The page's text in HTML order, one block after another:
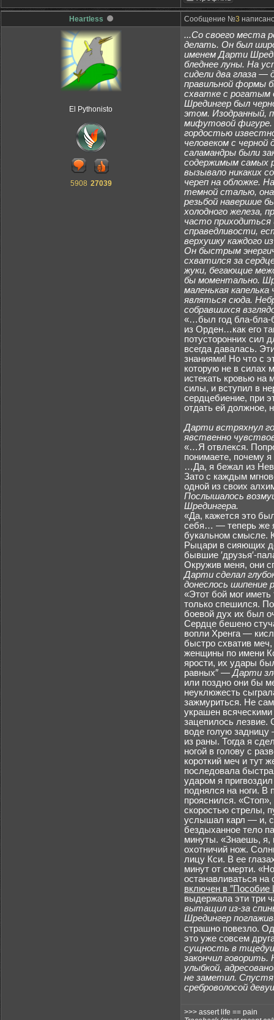
Heartless Сообщение №3
El Pythonisto
5908 27039
...Со своего места
делать. Он был
именем Дарти
бледнее луны. На
сидели два глаза —
правильной формы
схватке с рогатым
Шредингер был
этом. Изодранный,
мифутовой фигуре.
гордостью
человеком с
саламандры были
содержимым самых
вызывало никаких
череп на обложке.
темной сталью, она
резьбой навершие
холодного железа,
часто приходиться
справедливости,
верхушку каждого
Он быстрым
схватился за
жуки, бегающие
бы моментально.
маленькая
являться сюда.
собравшихся
«…был год бла-бла-
из Орден…как его
потусторонних сил
всегда давалась.
знаниями! Но что с
которую не в
истекать кровью на
силы, и вступил в
сердцебиение, при
отдать ей должное,
Дарти встряхнул
явственно
«…Я отвлекся.
понимаете, почему
…Да, я бежал из
Зато с каждым
одной из своих
Послышалось
Шредингера.
«Да, кажется это
себя… — теперь же
букальном смысле.
Рыцари в сияющих
бывшие ′друзья′-
Окружив меня, они
Дарти сделал
донеслось шипение
«Этот бой мог
только спешился.
боевой дух их был
Сердце бешено
вопли Хренга —
быстро схватив
женщины по имени
ярости, их удары
равных″ — Дарти
или поздно они бы
неуклюжесть
зажмуриться. Не
украшен
зацепилось лезвие.
воде голую задницу
из раны. Тогда я
ногой в голову с
короткий меч и тут
последовала
ударом я
поднялся на ноги. В
прояснился.
скоростью стрелы,
услышал карл — и,
бездыханное тело
минуты. «Знаешь,
охотничий нож.
лицу Кси. В ее
минут от смерти.
останавливаться
включен в ″Пособие
выдержала эти три
вытащил из-за
Шредингер
страшно повезло.
это уже совсем
сущность в
закончил говорить.
улыбкой,
не заметил. Спустя
среброволосой
>>> assert life == pain